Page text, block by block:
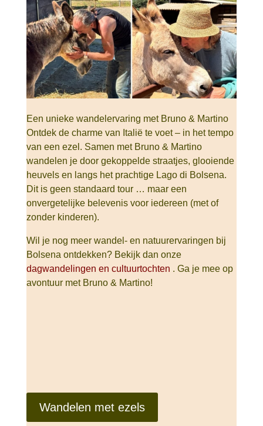
Een unieke wandelervaring met Bruno & Martino
Ontdek de charme van Italië te voet – in het tempo
van een ezel. Samen met Bruno & Martino
wandelen je door gekoppelde straatjes, glooiende
heuvels en langs het prachtige Lago di Bolsena.
Dit is geen standaard tour … maar een
onvergetelijke belevenis voor iedereen (met of
zonder kinderen).
Wil je nog meer wandel- en natuurervaringen bij
Bolsena ontdekken? Bekijk dan onze
dagwandelingen en cultuurtochten . Ga je mee op
avontuur met Bruno & Martino!
Wandelen met ezels